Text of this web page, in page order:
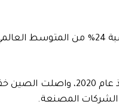
وفي الوقت الذي شهدت فيه معظم